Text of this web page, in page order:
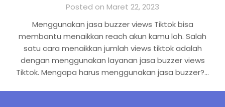
Posted on Maret 22, 2023
Menggunakan jasa buzzer views Tiktok bisa
membantu menaikkan reach akun kamu loh. Salah
satu cara menaikkan jumlah views tiktok adalah
dengan menggunakan layanan jasa buzzer views
Tiktok. Mengapa harus menggunakan jasa buzzer?…